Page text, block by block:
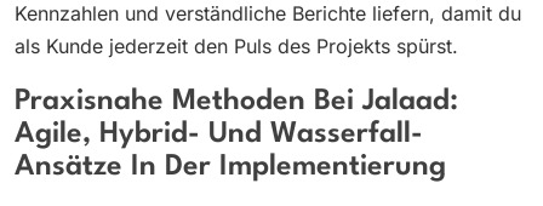
Kennzahlen und verständliche Berichte liefern, damit du
als Kunde jederzeit den Puls des Projekts spürst.
Praxisnahe Methoden Bei Jalaad:
Agile, Hybrid- Und Wasserfall-
Ansätze In Der Implementierung